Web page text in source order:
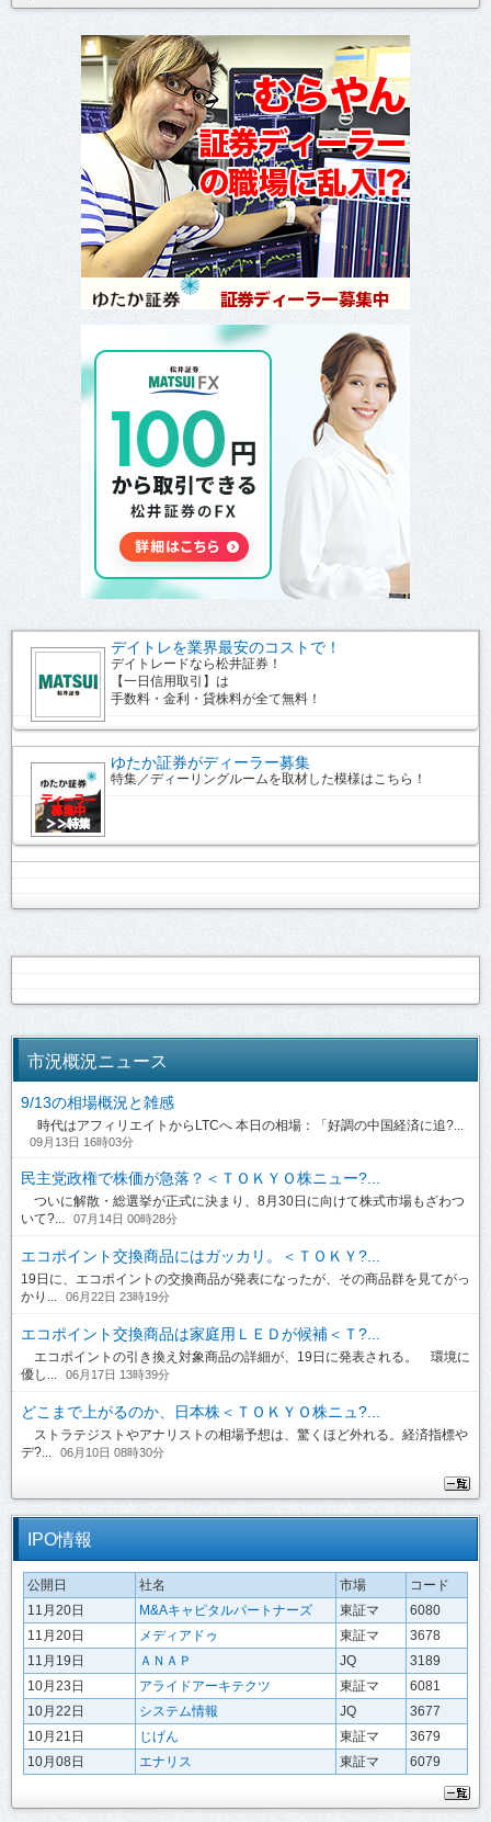
デイトレを業界最安のコストで！
デイトレードなら松井証券！
【一日信用取引】は
手数料・金利・貸株料が全て無料！
ゆたか証券がディーラー募集
特集／ディーリングルームを取材した模様はこちら！
市況概況ニュース
9/13の相場概況と雑感
時代はアフィリエイトからLTCへ 本日の相場：「好調の中国経済に追?...
09月13日 16時03分
民主党政権で株価が急落？＜ＴＯＫＹＯ株ニュー?...
ついに解散・総選挙が正式に決まり、8月30日に向けて株式市場もざわつ
いて?...
07月14日 00時28分
エコポイント交換商品にはガッカリ。＜ＴＯＫＹ?...
19日に、エコポイントの交換商品が発表になったが、その商品群を見てがっ
かり...
06月22日 23時19分
エコポイント交換商品は家庭用ＬＥＤが候補＜Ｔ?...
エコポイントの引き換え対象商品の詳細が、19日に発表される。 環境に
優し...
06月17日 13時39分
どこまで上がるのか、日本株＜ＴＯＫＹＯ株ニュ?...
ストラテジストやアナリストの相場予想は、驚くほど外れる。経済指標や
デ?...
06月10日 08時30分
IPO情報
公開日 社名 市場
コード
11月20日
M&Aキャピタルパートナーズ 東証マ
6080
11月20日
メディアドゥ 東証マ
3678
11月19日
ＡＮＡＰ JQ
3189
10月23日
アライドアーキテクツ 東証マ
6081
10月22日
システム情報 JQ
3677
10月21日
じげん 東証マ
3679
10月08日
エナリス 東証マ 6079